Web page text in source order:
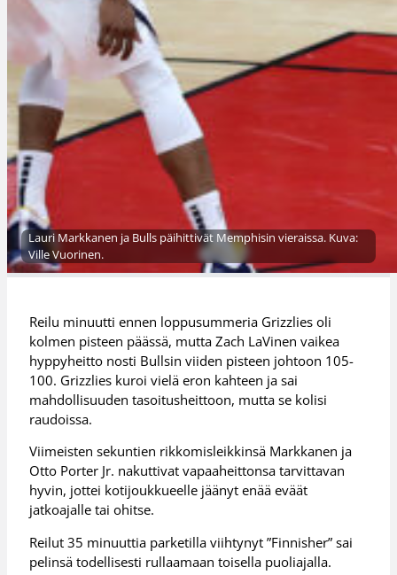
Lauri Markkanen ja Bulls päihittivät Memphisin vieraissa. Kuva:
Ville Vuorinen.
Reilu minuutti ennen loppusummeria Grizzlies oli
kolmen pisteen päässä, mutta Zach LaVinen vaikea
hyppyheitto nosti Bullsin viiden pisteen johtoon 105-
100. Grizzlies kuroi vielä eron kahteen ja sai
mahdollisuuden tasoitusheittoon, mutta se kolisi
raudoissa.
Viimeisten sekuntien rikkomisleikkinsä Markkanen ja
Otto Porter Jr. nakuttivat vapaaheittonsa tarvittavan
hyvin, jottei kotijoukkueelle jäänyt enää eväät
jatkoajalle tai ohitse.
Reilut 35 minuuttia parketilla viihtynyt ”Finnisher” sai
pelinsä todellisesti rullaamaan toisella puoliajalla.